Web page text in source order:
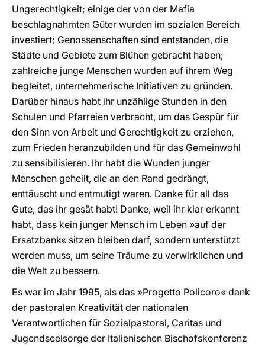
Ungerechtigkeit; einige der von der Mafia
beschlagnahmten Güter wurden im sozialen Bereich
investiert; Genossenschaften sind entstanden, die
Städte und Gebiete zum Blühen gebracht haben;
zahlreiche junge Menschen wurden auf ihrem Weg
begleitet, unternehmerische Initiativen zu gründen.
Darüber hinaus habt ihr unzählige Stunden in den
Schulen und Pfarreien verbracht, um das Gespür für
den Sinn von Arbeit und Gerechtigkeit zu erziehen,
zum Frieden heranzubilden und für das Gemeinwohl
zu sensibilisieren. Ihr habt die Wunden junger
Menschen geheilt, die an den Rand gedrängt,
enttäuscht und entmutigt waren. Danke für all das
Gute, das ihr gesät habt! Danke, weil ihr klar erkannt
habt, dass kein junger Mensch im Leben »auf der
Ersatzbank« sitzen bleiben darf, sondern unterstützt
werden muss, um seine Träume zu verwirklichen und
die Welt zu bessern.
Es war im Jahr 1995, als das »Progetto Policoro« dank
der pastoralen Kreativität der nationalen
Verantwortlichen für Sozialpastoral, Caritas und
Jugendseelsorge der Italienischen Bischofskonferenz